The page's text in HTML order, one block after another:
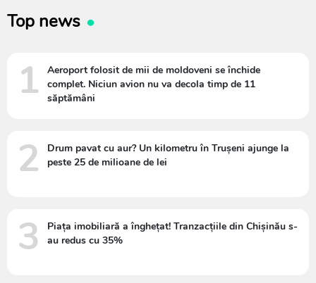
Top news
1
Aeroport folosit de mii de moldoveni se închide
complet. Niciun avion nu va decola timp de 11
săptămâni
2
Drum pavat cu aur? Un kilometru în Trușeni ajunge la
peste 25 de milioane de lei
3
Piața imobiliară a înghețat! Tranzacțiile din Chișinău s-
au redus cu 35%